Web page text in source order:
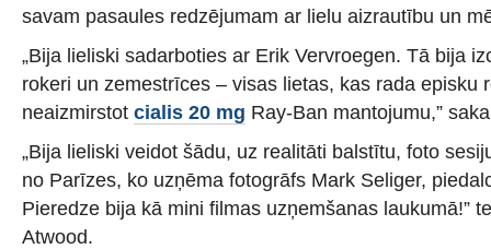
savam pasaules redzējumam ar lielu aizrautību un
„Bija lieliski sadarboties ar Erik Vervroegen. Tā bija
rokeri un zemestrīces – visas lietas, kas rada episku
neaizmirstot cialis 20 mg Ray-Ban mantojumu,”
„Bija lieliski veidot šādu, uz realitāti balstītu, foto
no Parīzes, ko uzņēma fotogrāfs Mark Seliger,
Pieredze bija kā mini filmas uzņemšanas laukumā!”
Atwood.